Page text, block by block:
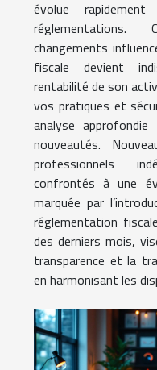
évolue
réglementations.
changements
fiscale devient
rentabilité de son
vos pratiques et
analyse
nouveautés.
professionnels
confrontés à une
marquée par
réglementation
des derniers mois,
transparence et la
en harmonisant les